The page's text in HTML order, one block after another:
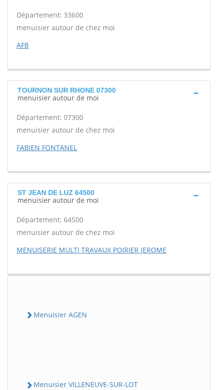
Département: 33600
menuisier autour de chez moi
AFB
TOURNON SUR RHONE 07300
menuisier autour de moi
Département: 07300
menuisier autour de chez moi
FABIEN FONTANEL
ST JEAN DE LUZ 64500
menuisier autour de moi
Département: 64500
menuisier autour de chez moi
MENUISERIE MULTI TRAVAUX POIRIER JEROME
Menuisier AGEN
Menuisier VILLENEUVE-SUR-LOT